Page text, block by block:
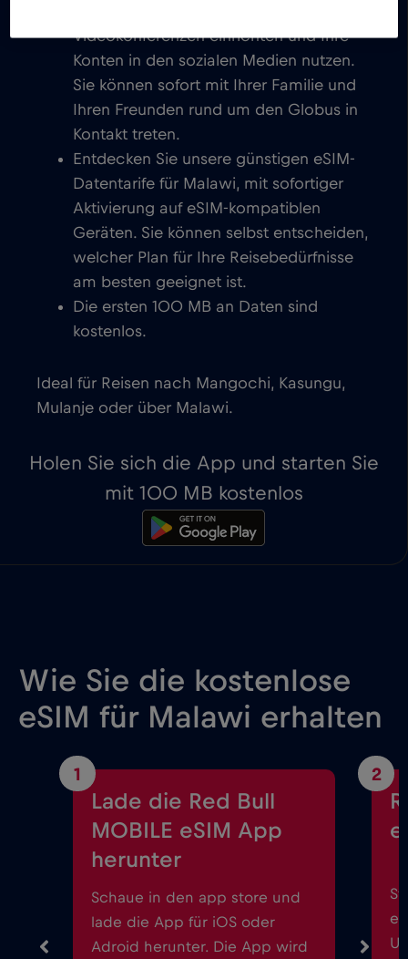
Videokonferenzen einrichten und Ihre
Konten in den sozialen Medien nutzen.
Sie können sofort mit Ihrer Familie und
Ihren Freunden rund um den Globus in
Kontakt treten.
Entdecken Sie unsere günstigen eSIM-
Datentarife für Malawi, mit sofortiger
Aktivierung auf eSIM-kompatiblen
Geräten. Sie können selbst entscheiden,
welcher Plan für Ihre Reisebedürfnisse
am besten geeignet ist.
Die ersten 100 MB an Daten sind
kostenlos.
Ideal für Reisen nach Mangochi, Kasungu,
Mulanje oder über Malawi.
Holen Sie sich die App und starten Sie
mit 100 MB kostenlos
Wie Sie die kostenlose
eSIM für Malawi erhalten
1
Lade die Red Bull
MOBILE eSIM App
herunter
Schaue in den app store und
lade die App für iOS oder
Adroid herunter. Die App wird
2